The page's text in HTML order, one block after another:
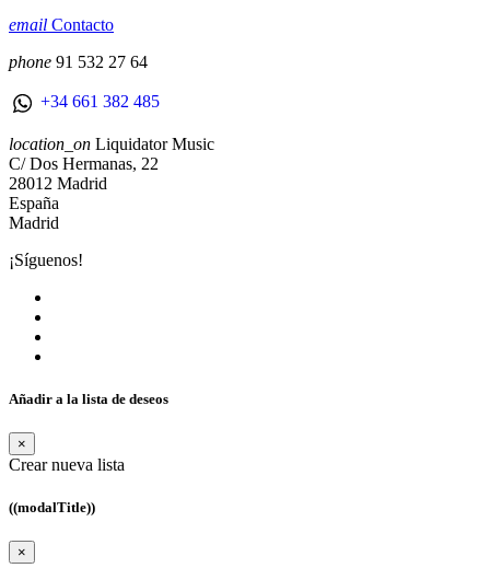
email Contacto
phone 91 532 27 64
+34 661 382 485
location_on Liquidator Music
C/ Dos Hermanas, 22
28012 Madrid
España
Madrid
¡Síguenos!
Añadir a la lista de deseos
×
Crear nueva lista
((modalTitle))
×